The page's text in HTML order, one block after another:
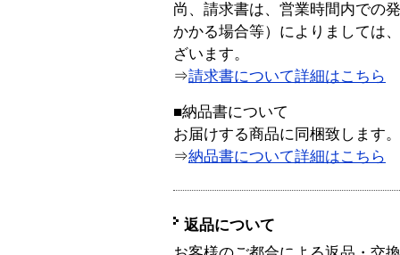
尚、請求書は、営業時間内での
かかる場合等）によりましては
ざいます。
⇒請求書について詳細はこちら
■納品書について
お届けする商品に同梱致します。
⇒納品書について詳細はこちら
返品について